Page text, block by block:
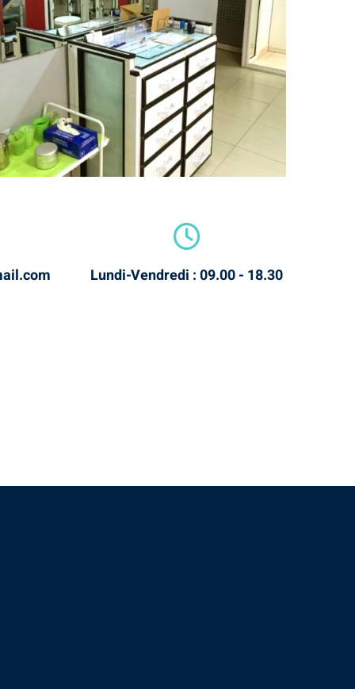
Lundi-Vendredi : 09.00 - 18.30